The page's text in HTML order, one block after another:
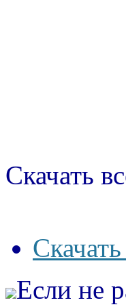
Скачать
Если не